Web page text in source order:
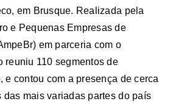
em Brusque. Realizada pela
e Pequenas Empresas de
em parceria com o
reuniu 110 segmentos de
e contou com a presença de cerca
das mais variadas partes do país